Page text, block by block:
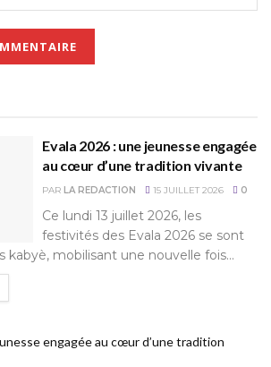
Evala 2026 : une jeunesse engagée
au cœur d’une tradition vivante
PAR LA REDACTION 15 JUILLET 2026 0
Ce lundi 13 juillet 2026, les
festivités des Evala 2026 se sont
kabyè, mobilisant une nouvelle fois...
engagée au cœur d’une tradition